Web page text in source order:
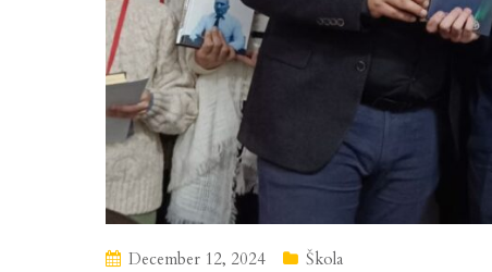
December 12, 2024 Škola